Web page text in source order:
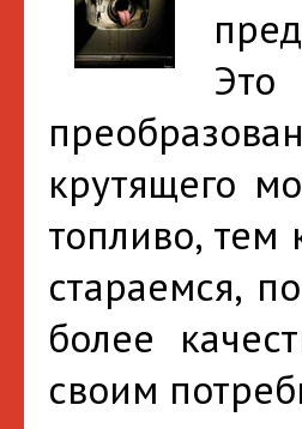
Это
крутящего
топливо, тем
стараемся,
более
своим